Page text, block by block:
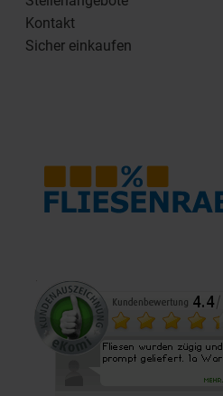
Kontakt
Sicher einkaufen